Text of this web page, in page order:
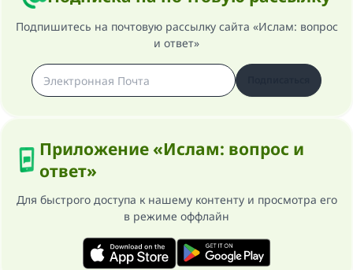
Подпишитесь на почтовую рассылку сайта «Ислам: вопрос
и ответ»
Приложение «Ислам: вопрос и
ответ»
Для быстрого доступа к нашему контенту и просмотра его
в режиме оффлайн